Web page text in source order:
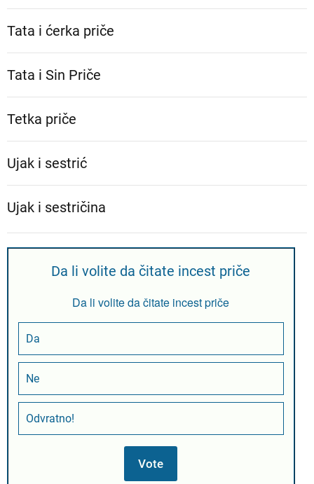
Tata i ćerka priče
Tata i Sin Priče
Tetka priče
Ujak i sestrić
Ujak i sestričina
Da li volite da čitate incest priče
Da li volite da čitate incest priče
Da
Ne
Odvratno!